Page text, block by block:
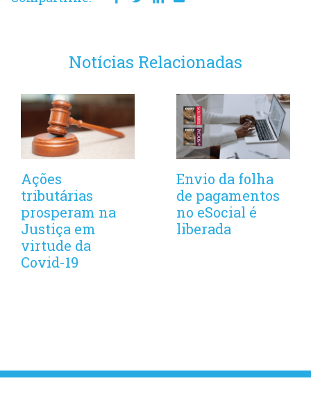
Notícias Relacionadas
Ações
tributárias
prosperam na
Justiça em
virtude da
Covid-19
Envio da folha
de pagamentos
no eSocial é
liberada